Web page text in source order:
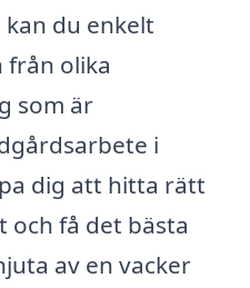
du enkelt
olika
som är
i
dig att hitta rätt
få det bästa
av en vacker